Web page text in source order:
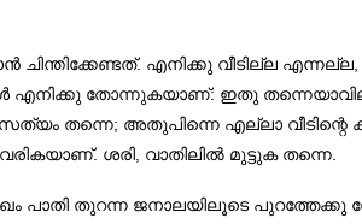
ചിന്തിക്കേണ്ടത്. എനിക്കു വീടില്ല
എനിക്കു തോന്നുകയാണ്‌: ഇതു
തന്നെ; അതുപിന്നെ എല്ലാ
ശരി, വാതിലിൽ മുട്ടുക തന്നെ.
പാതി തുറന്ന ജനാലയിലൂടെ